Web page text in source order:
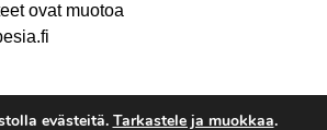
ovat muotoa
evästeitä. Tarkastele ja muokkaa.